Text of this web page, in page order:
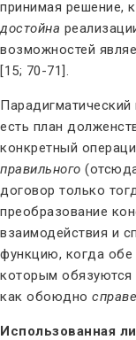
принимая решение,
достойна
возможностей
[15; 70-71].
есть план
конкретный
правильного
договор только
преобразование
взаимодействия и
функцию, когда обе
которым
как обоюдно
Использованная